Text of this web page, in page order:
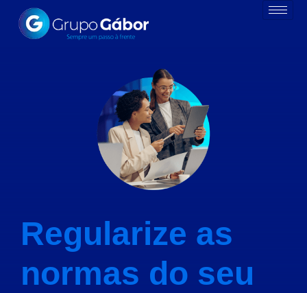
Regularize as
normas do seu